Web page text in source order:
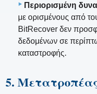
Περιορισμένη
με ορισμένους από
BitRecover δεν
δεδομένων σε
καταστροφής.
5.